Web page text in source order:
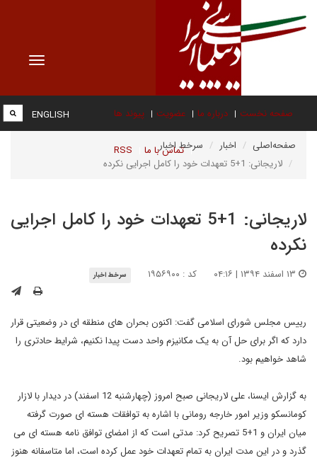
Toggle
صفحه نخست درباره ما عضویت پیوند ها
تماس با ما RSS
ENGLISH
صفحه‌اصلی اخبار
سرخط اخبار
لاریجانی: 1+5 تعهدات خود را کامل اجرایی نکرده
لاریجانی: 1+5 تعهدات خود را کامل اجرایی
نکرده
کد : ۱۹۵۶۹۰۰ سرخط اخبار
رییس مجلس شورای اسلامی گفت: اکنون بحران های منطقه ای در وضعیتی قرار
دارد که اگر برای حل آن به یک مکانیزم واحد دست پیدا نکنیم، شرایط حادتری را
شاهد خواهیم بود.
به گزارش ایسنا، علی لاریجانی صبح امروز (چهارشنبه 12 اسفند) در دیدار با لازار
کومانسکو وزیر امور خارجه رومانی با اشاره به توافقات هسته ای صورت گرفته
میان ایران و 1+5 تصریح کرد: مدتی است که از امضای توافق نامه هسته ای می
گذرد و در این مدت ایران به تمام تعهدات خود عمل کرده است، اما متاسفانه هنوز